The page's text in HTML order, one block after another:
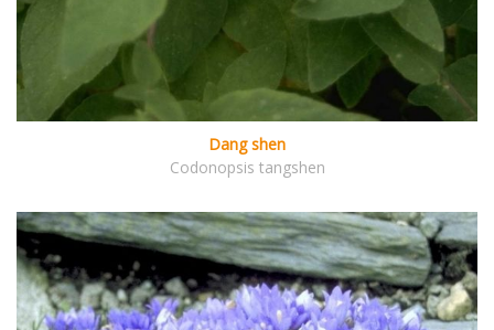
Dang shen
Codonopsis tangshen